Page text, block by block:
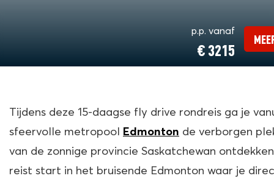
p.p. vanaf
€ 3215
Tijdens deze 15-daagse fly drive rondreis ga je
sfeervolle metropool
Edmonton de verborgen
van de zonnige provincie Saskatchewan
reist start in het bruisende Edmonton waar je